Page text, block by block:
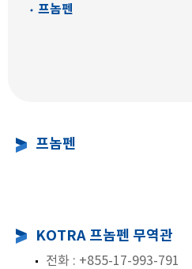
프놈펜
프놈펜
KOTRA 프놈펜 무역관
전화 : +855-17-993-791